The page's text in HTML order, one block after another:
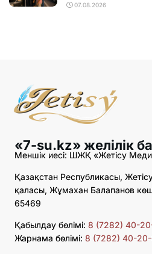
07.08.2026
«7-su.kz» желілік
Меншік иесі: ШЖҚ «Жетісу
Қазақстан Республикасы,
қаласы, Жұмахан Балапанов
65469
Қабылдау бөлімі: 8 (7282) 40-
Жарнама бөлімі: 8 (7282) 40-